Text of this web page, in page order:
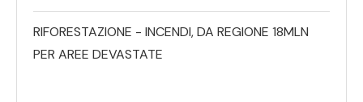
RIFORESTAZIONE - INCENDI, DA REGIONE 18MLN
PER AREE DEVASTATE